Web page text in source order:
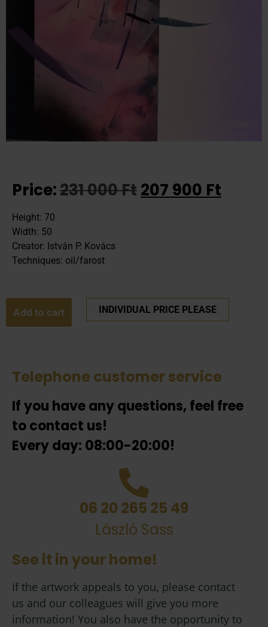
Price:231 000Ft207 900 Ft
Height: 70
Width: 50
Creator: István P. Kovács
Techniques: oil/farost
Add to cart INDIVIDUAL PRICE PLEASE
Telephone customer service
If you have any questions, feel free
to contact us!
Every day: 08:00-20:00!
06 20 265 25 49
László Sass
See it in your home!
If the artwork appeals to you, please contact
us and our colleagues will give you more
information! You also have the opportunity to